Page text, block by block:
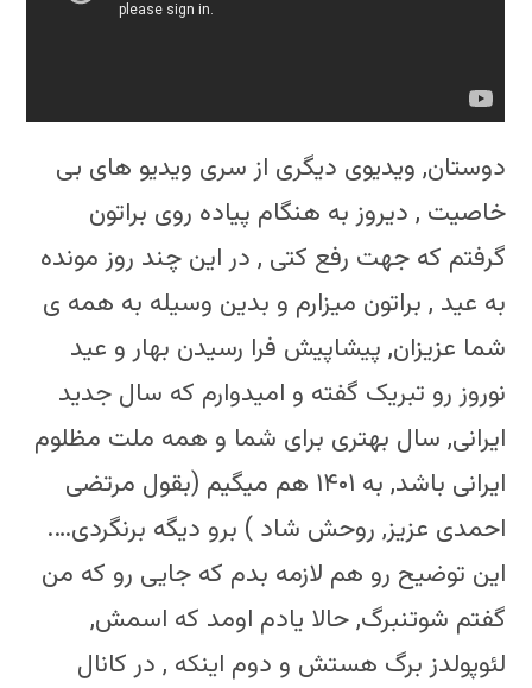
دوستان, ویدیوی دیگری از سری ویدیو های بی
خاصیت , دیروز به هنگام پیاده روی براتون
گرفتم که جهت رفع کتی , در این چند روز مونده
به عید , براتون میزارم و بدین وسیله به همه ی
شما عزیزان, پیشاپیش فرا رسیدن بهار و عید
نوروز رو تبریک گفته و امیدوارم که سال جدید
ایرانی, سال بهتری برای شما و همه ملت مظلوم
ایرانی باشد, به ۱۴۰۱ هم میگیم (بقول مرتضی
احمدی عزیز, روحش شاد ) برو دیگه برنگردی….
این توضیح رو هم لازمه بدم که جایی رو که من
گفتم شوتنبرگ, حالا یادم اومد که اسمش,
لئوپولدز برگ هستش و دوم اینکه , در کانال